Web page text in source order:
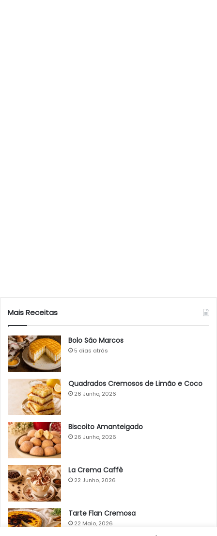
Mais Receitas
Bolo São Marcos
5 dias atrás
Quadrados Cremosos de Limão e Coco
26 Junho, 2026
Biscoito Amanteigado
26 Junho, 2026
La Crema Caffè
22 Junho, 2026
Tarte Flan Cremosa
22 Maio, 2026